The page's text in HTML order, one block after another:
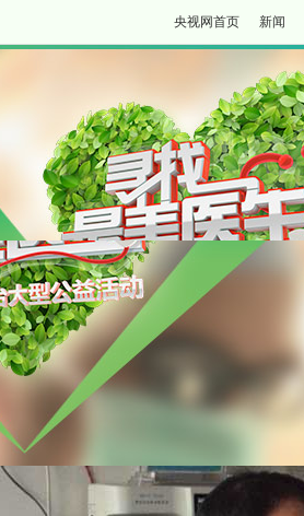
央视网首页 新闻